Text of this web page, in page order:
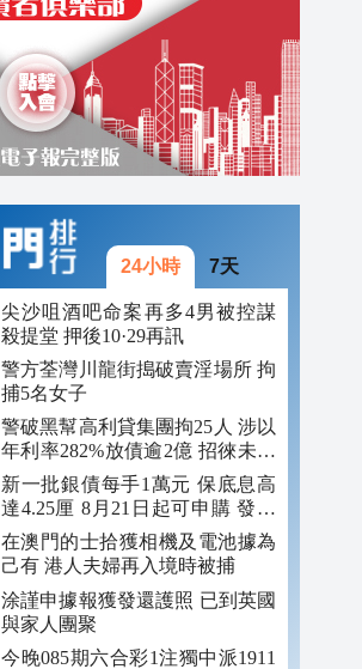
24小時 7天
尖沙咀酒吧命案再多4男被控謀
殺提堂 押後10·29再訊
警方荃灣川龍街搗破賣淫場所 拘
捕5名女子
警破黑幫高利貸集團拘25人 涉以
年利率282%放債逾2億 招徠未成
年追數
新一批銀債每手1萬元 保底息高
達4.25厘 8月21日起可申購 發行
金額最多550億
在澳門的士拾獲相機及電池據為
己有 港人夫婦再入境時被捕
涂謹申據報獲發還護照 已到英國
與家人團聚
今晚085期六合彩1注獨中派1911